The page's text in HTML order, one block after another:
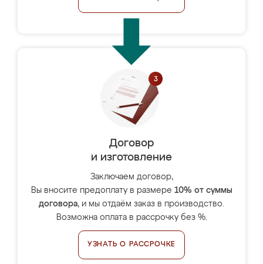
Договор
и изготовление
Заключаем договор,
Вы вносите предоплату в размере 10% от суммы
договора, и мы отдаём заказ в производство.
Возможна оплата в рассрочку без %.
УЗНАТЬ О РАССРОЧКЕ